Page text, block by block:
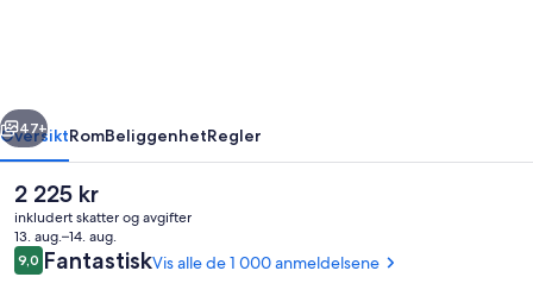
&
Spa,
Victoria
Neste
47+
OversiktRomBeliggenhetRegler
Den
nåværende
prisen
er
2 225 kr
2 225 kr
inkludert skatter og avgifter
13. aug.–14. aug.
Anmeldelser
9,09,0 av 10 –
FantastiskVis alle de 1 000 anmeldelsene